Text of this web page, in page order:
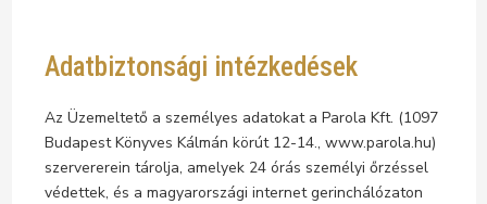
Adatbiztonsági intézkedések
Az Üzemeltető a személyes adatokat a Parola Kft. (1097
Budapest Könyves Kálmán körút 12-14., www.parola.hu)
szervererein tárolja, amelyek 24 órás személyi őrzéssel
védettek, és a magyarországi internet gerinchálózaton